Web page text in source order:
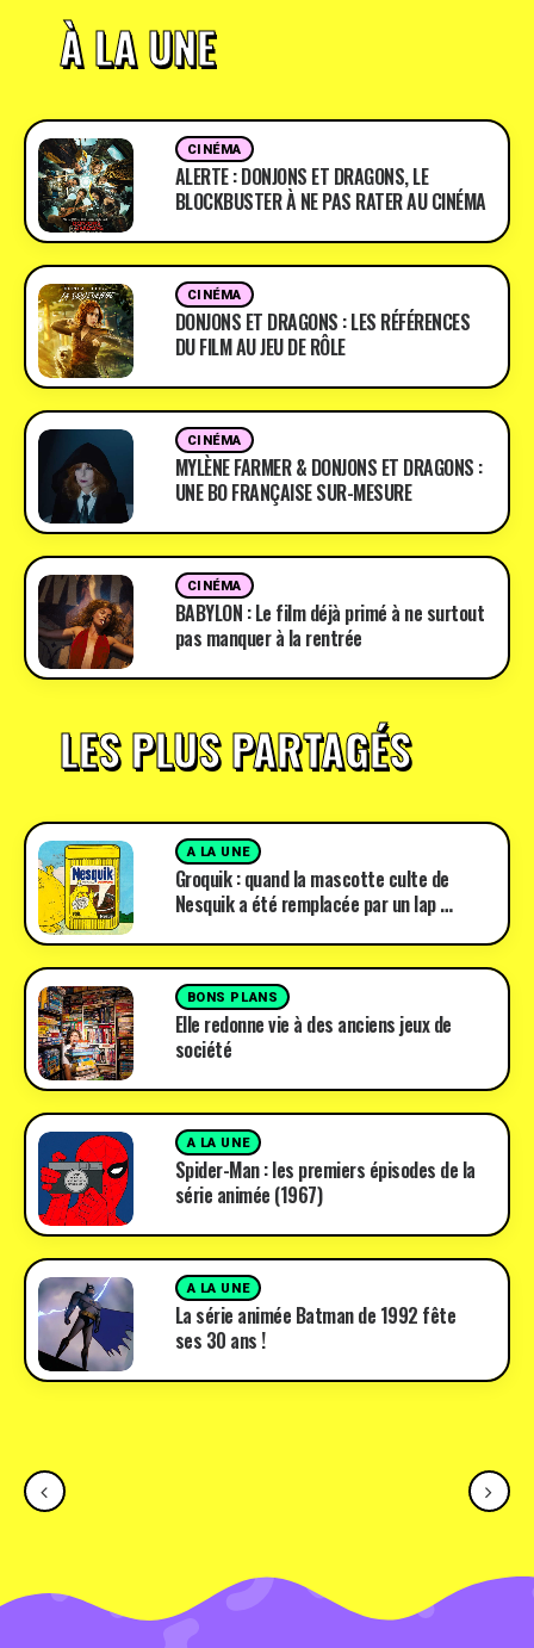
À LA UNE
CINÉMA
ALERTE : DONJONS ET DRAGONS, LE
BLOCKBUSTER À NE PAS RATER AU CINÉMA
CINÉMA
DONJONS ET DRAGONS : LES RÉFÉRENCES
DU FILM AU JEU DE RÔLE
CINÉMA
MYLÈNE FARMER & DONJONS ET DRAGONS :
UNE BO FRANÇAISE SUR-MESURE
CINÉMA
BABYLON : Le film déjà primé à ne surtout
pas manquer à la rentrée
LES PLUS PARTAGÉS
A LA UNE
Groquik : quand la mascotte culte de
Nesquik a été remplacée par un lap …
BONS PLANS
Elle redonne vie à des anciens jeux de
société
A LA UNE
Spider-Man : les premiers épisodes de la
série animée (1967)
A LA UNE
La série animée Batman de 1992 fête
ses 30 ans !